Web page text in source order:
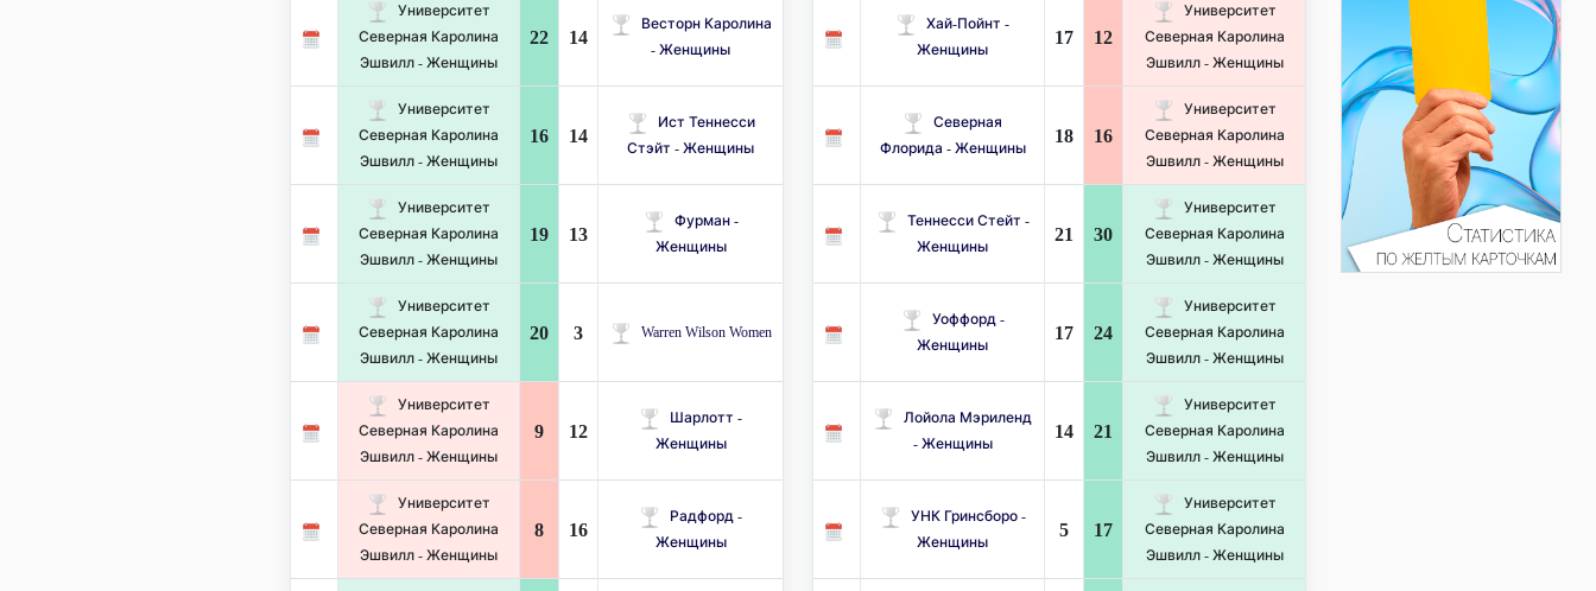
Университет
Северная Каролина
Эшвилл - Женщины
22 14
Весторн Каролина
- Женщины
Университет
Северная Каролина
Эшвилл - Женщины
16 14
Ист Теннесси
Стэйт - Женщины
Университет
Северная Каролина
Эшвилл - Женщины
19 13
Фурман -
Женщины
Университет
Северная Каролина
Эшвилл - Женщины
20 3 Warren Wilson Women
Университет
Северная Каролина
Эшвилл - Женщины
9 12
Шарлотт -
Женщины
Университет
Северная Каролина
Эшвилл - Женщины
8 16
Радфорд -
Женщины
Хай-Пойнт -
Женщины
17 12
Университет
Северная Каролина
Эшвилл - Женщины
Северная
Флорида - Женщины
18 16
Университет
Северная Каролина
Эшвилл - Женщины
Теннесси Стейт -
Женщины
21 30
Университет
Северная Каролина
Эшвилл - Женщины
Уоффорд -
Женщины
17 24
Университет
Северная Каролина
Эшвилл - Женщины
Лойола Мэриленд
- Женщины
14 21
Университет
Северная Каролина
Эшвилл - Женщины
УНК Гринсборо -
Женщины
5 17
Университет
Северная Каролина
Эшвилл - Женщины